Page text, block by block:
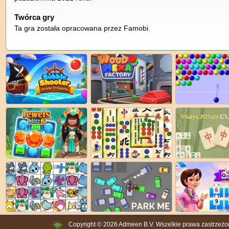
Twórca gry
Ta gra została opracowana przez Famobi.
Copyright © 2026 Admeen B.V. Wszelkie prawa